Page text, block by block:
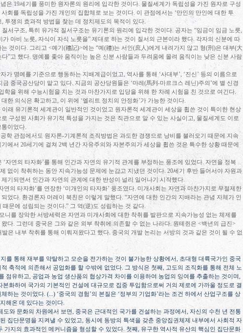
은 19세기를 풍미한 원자론의 원리에 입각한 것이다. 물질세계가 독립성을 가진 원자로 구성
회를 독립성을 가진 개인의 집합체로 보는 것이다. 이 관점에서는 ‘만인의 만인에 대한 투
, 투쟁의 효과적 방법을 찾는 데 정치제도의 목적이 있다.
질서구조, 특히 유가적 질서구조는 유기론의 원리에 입각한 것이다. 공자는“임금이 임금 노릇,
가 아비 노릇, 자식이 자식 노릇을” 제대로 하는 것이 질서의 근본이라 했다. 각자의 신분에 따
는 것이다. 그리고 <예기 (禮記)>에는 “예 (禮)는 서인(庶人)에게 내려가지 않고 형(刑 )은 대부(大
다”고 했다. 명예를 좇아 움직이는 높은 신분 사람들과 두려움에 몰려 움직이는 낮은 신분 사람
가 명예를 기준으로 행동하는 지배계급이었고, 역사를 통해 ‘사대부’, ‘진신 ’ 등의 이름으로
금 중국공산당이 맡고 있다. 지금의 공산당원들은 ‘마레 (馬列 -마르크스 레닌)주의 ’에 별 신경
학을 위해 수능시험을 치는 것과 마찬가지로 입당을 위해 한 차례 시험을 친 것으로 여긴다.
한 의식은 확고하고, 이 위에 ‘엘리트 정치의 안정화’가 가능한 것이다.
이래 유기론적 세계관이 일반적인 것이었고 원자론적 세계관이 세상을 휩쓴 것이 특이한 현상
구성된 사회가 유기적 특성을 가지는 것은 직관으로 알 수 있는 사실이고, 물질세계도 이로
통이었다.
학 관점에서도 원자론-기계론적 조직방법은 과도한 경쟁으로 낭비를 불러오기 때문에 지속
기에서 20세기에 걸쳐 2백 년간 자유주의와 자본주의가 세상을 휩쓴 것은 특수한 상황 때문에
‘자연의 타자화’를 통해 인간과 자연의 유기적 관계를 부정하는 풍조에 있었다. 자연을 정복
없이 착취하는 동안 지속가능성 문제에 눈감고 지냈던 것이다. 20세기 후반 들어서야 자원과
기되면서 인간과 자연의 관계에 대한 반성이 널리 일어나기 시작했다.
연의 타자화’를 연장한 ‘미개인의 타자화’ 풍조였다. 미개사회는 자연과 마찬가지로 무절제한
되었다. 환경론자 머레이 북친은 이렇게 말했다. “자연에 대한 인간의 지배라는 관념 자체가 인
때문에 성립되는 것이다.” 그 역(逆)도 성립하는 것 같다.
니를 장악한 서방세력은 자연과 미개사회에 대한 착취를 발판으로 지속가능성 없는 체제를
왔다. 그런데 중국은 그와 같은 외부 착취에 의존할 수 없는 나라다. 원톄쥔은 <백년의 급진>
발은 내부 착취를 통해 이뤄져왔다고 했다. 중국의 개발 논리는 서방의 것과 같은 것이 될 수 없
를 통해 재부를 약탈하고 모순을 전가하는 것이 불가능한 상황에서, 초대형 대륙국가인 중국
축적에 의존해서 공업화를 할 수밖에 없었다. 그 방식은 첫째, 고도의 조직화를 통해 전체 노
점유하고, 공업과 농업 생산품의 협상가격 차이를 이용하여 농업의 잉여를 추출하는 것이며,
본화하여 국가의 기본적인 건설에 대규모로 집중 투입함으로써 거의 제로에 가까울 정도로 결
하는 것이었다. (...) ‘중국의 경험 ’의 본질은 ‘정부의 기업화’라는 조건 하에서 산업구조를 상
해온 데 있다는 것이다.
도와 문화의 차원에서 보면, 중국은 근대적인 국가를 건설하는 과정에서,자신의 수천 년 전통
집단문명을 지켜낼 수 있었고, 동시에 동방의 특색을 갖춘 중앙집권체제 내부에서 사회적 자
가지의 효과적인 메커니즘을 형성할 수 있었다. 첫째, 유구한 역사적 유산의 핵심인 집단문화